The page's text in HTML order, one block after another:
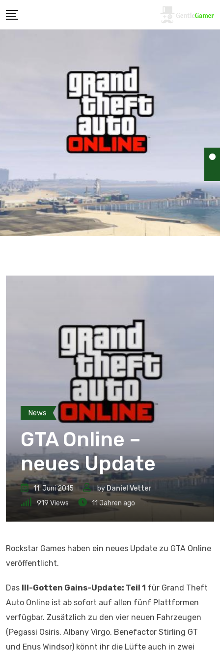
News
GTA Online –
neues Update
11. Juni 2015 by Daniel Vetter
919 Views 11 Jahren ago
Rockstar Games haben ein neues Update zu GTA Online
veröffentlicht.
Das Ill-Gotten Gains-Update: Teil 1 für Grand Theft
Auto Online ist ab sofort auf allen fünf Plattformen
verfügbar. Zusätzlich zu den vier neuen Fahrzeugen
(Pegassi Osiris, Albany Virgo, Benefactor Stirling GT
und Enus Windsor) könnt ihr die Lüfte auch in zwei